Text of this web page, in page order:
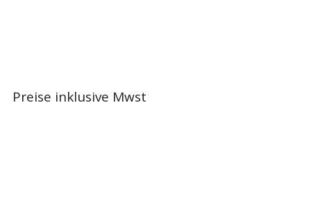
Preise inklusive Mwst